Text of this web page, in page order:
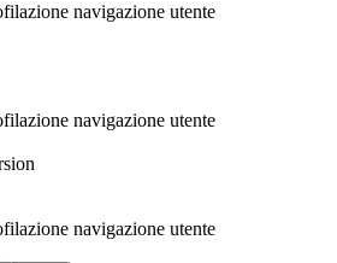
navigazione utente
navigazione utente
navigazione utente